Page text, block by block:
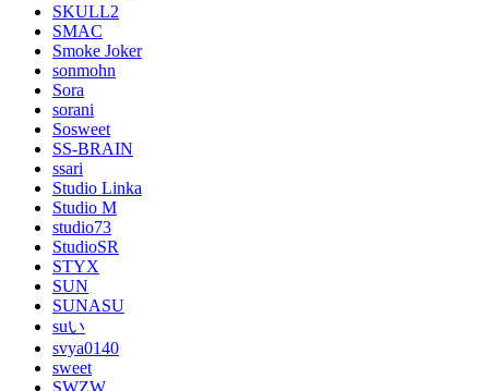
SKULL2
SMAC
Smoke Joker
sonmohn
Sora
sorani
Sosweet
SS-BRAIN
ssari
Studio Linka
Studio M
studio73
StudioSR
STYX
SUN
SUNASU
suい
svya0140
sweet
SWZW